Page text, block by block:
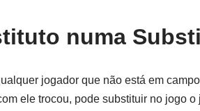
numa
jogador que não está em
ele trocou, pode substituir no jogo